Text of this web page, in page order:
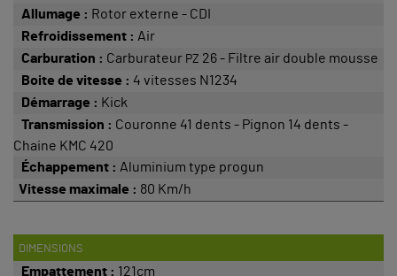
Allumage : Rotor externe - CDI
Refroidissement : Air
Carburation : Carburateur PZ 26 - Filtre air double mousse
Boite de vitesse : 4 vitesses N1234
Démarrage : Kick
Transmission : Couronne 41 dents - Pignon 14 dents -
Chaine KMC 420
Échappement : Aluminium type progun
Vitesse maximale : 80 Km/h
DIMENSIONS
Empattement : 121cm